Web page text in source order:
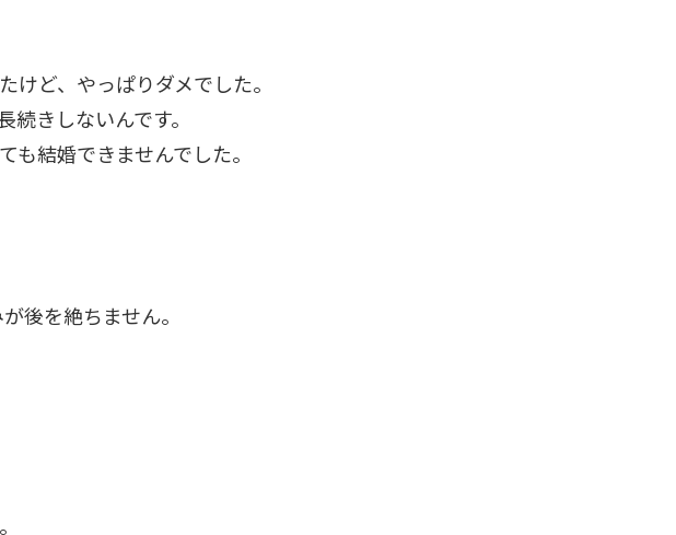
ど、やっぱりダメでした。
きしないんです。
結婚できませんでした。
後を絶ちません。